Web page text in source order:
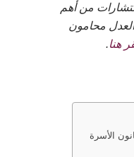
من أهم
محامون
هنا.
الأسرة